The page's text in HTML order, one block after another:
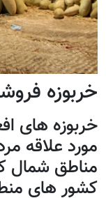
خربوزه
خربوزه های
مورد علاقه
مناطق
کشور های